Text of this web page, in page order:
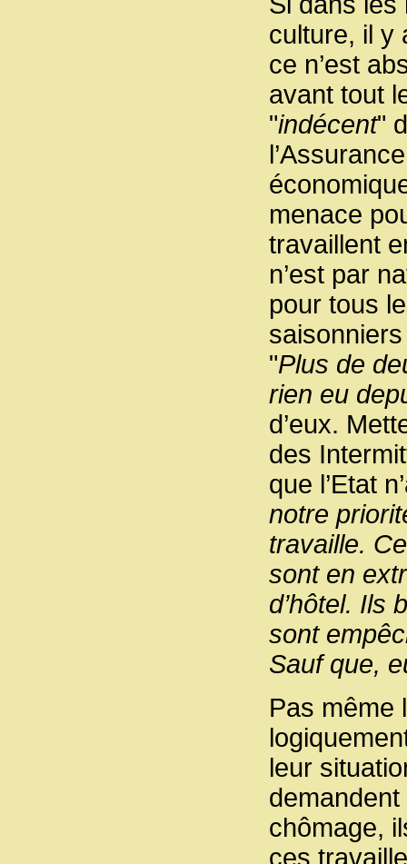
culture, il y
ce n’est
avant tout
"indécent"
menace
travaillent
n’est par
pour tous
"Plus de
rien eu
d’eux.
des
que l’Etat
notre
travaille.
sont en
d’hôtel. Ils
sont
Sauf que,
Pas même
leur
chômage,
ces